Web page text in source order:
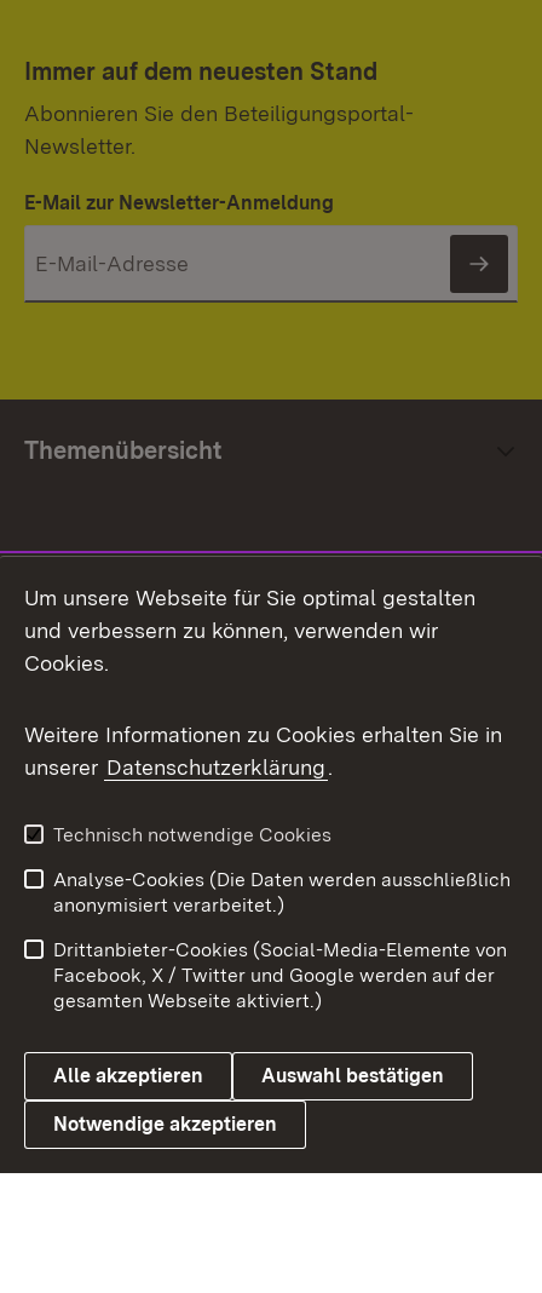
Immer auf dem neuesten Stand
Abonnieren Sie den Beteiligungsportal-
Newsletter.
E-Mail zur Newsletter-Anmeldung
Themenübersicht
Facebook
X / Twitter
Youtube
Link zum Landesportal
Impressum
Kontakt
Barrierefreiheit
Datenschutz
Cookies
Um unsere Webseite für Sie optimal gestalten
und verbessern zu können, verwenden wir
Cookies.
Weitere Informationen zu Cookies erhalten Sie in
unserer Datenschutzerklärung.
Technisch notwendige Cookies
Analyse-Cookies (Die Daten werden ausschließlich
anonymisiert verarbeitet.)
Drittanbieter-Cookies (Social-Media-Elemente von
Facebook, X / Twitter und Google werden auf der
gesamten Webseite aktiviert.)
Alle akzeptieren Auswahl bestätigen
Notwendige akzeptieren